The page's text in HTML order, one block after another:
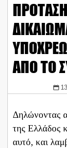
ΑΠΟ ΤΟ
Δηλώνοντας
της Ελλάδος
αυτό, και